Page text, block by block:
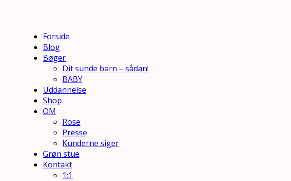
Forside
Blog
Bøger
Dit sunde barn – sådan!
BABY
Uddannelse
Shop
OM
Rose
Presse
Kunderne siger
Grøn stue
Kontakt
1:1